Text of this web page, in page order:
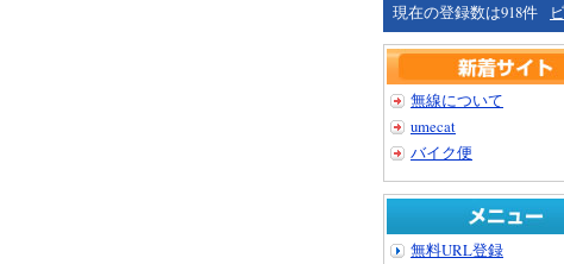
現在の登録数は918件
無線について
umecat
バイク便
無料URL登録